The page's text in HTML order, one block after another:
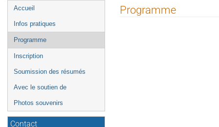
Menu
de
l'événement
Accueil
Infos pratiques
Programme
Inscription
Soumission des résumés
Avec le soutien de
Photos souvenirs
Contact
Programme